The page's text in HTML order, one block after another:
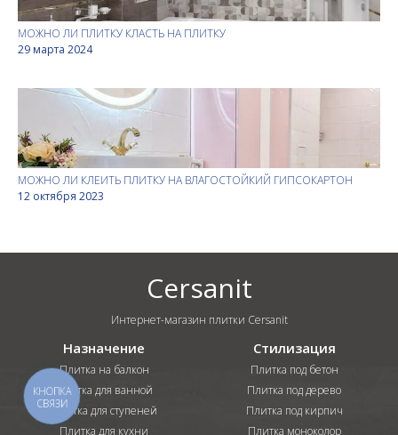
МОЖНО ЛИ ПЛИТКУ КЛАСТЬ НА ПЛИТКУ
29 марта 2024
МОЖНО ЛИ КЛЕИТЬ ПЛИТКУ НА ВЛАГОСТОЙКИЙ ГИПСОКАРТОН
12 октября 2023
Cersanit
Интернет-магазин плитки Cersanit
Назначение
Плитка на балкон
Плитка для ванной
Плитка для ступеней
Плитка для кухни
Стилизация
Плитка под бетон
Плитка под дерево
Плитка под кирпич
Плитка моноколор
КНОПКА
СВЯЗИ